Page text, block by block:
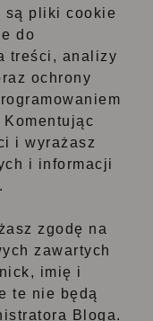
są pliki cookie
do
treści, analizy
ochrony
i wyrażasz
i informacji
zgodę na
zawartych
imię i
te nie będą
Bloga.